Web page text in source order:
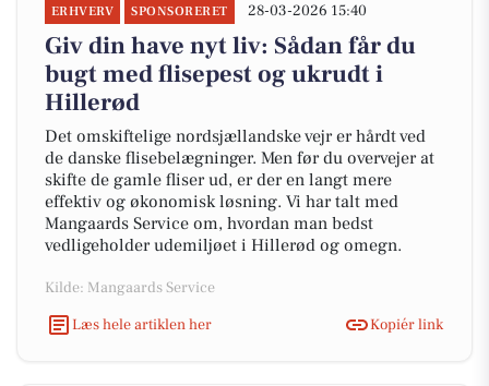
ERHVERV SPONSORERET 28-03-2026 15:40
Giv din have nyt liv: Sådan får du
bugt med flisepest og ukrudt i
Hillerød
Det omskiftelige nordsjællandske vejr er hårdt ved
de danske flisebelægninger. Men før du overvejer at
skifte de gamle fliser ud, er der en langt mere
effektiv og økonomisk løsning. Vi har talt med
Mangaards Service om, hvordan man bedst
vedligeholder udemiljøet i Hillerød og omegn.
Kilde: Mangaards Service
Læs hele artiklen her
Kopiér link